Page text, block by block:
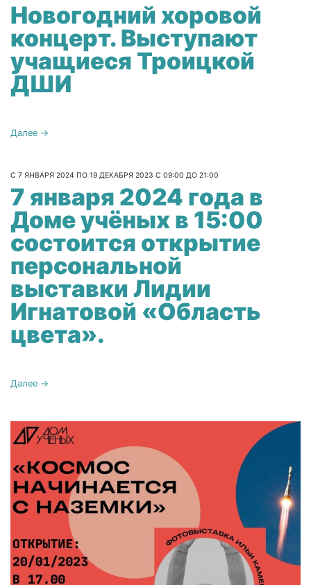
Новогодний хоровой
концерт. Выступают
учащиеся Троицкой
ДШИ
Далее →
С 7 ЯНВАРЯ 2024 ПО 19 ДЕКАБРЯ 2023 С 09:00 ДО 21:00
7 января 2024 года в
Доме учёных в 15:00
состоится открытие
персональной
выставки Лидии
Игнатовой «Область
цвета».
Далее →